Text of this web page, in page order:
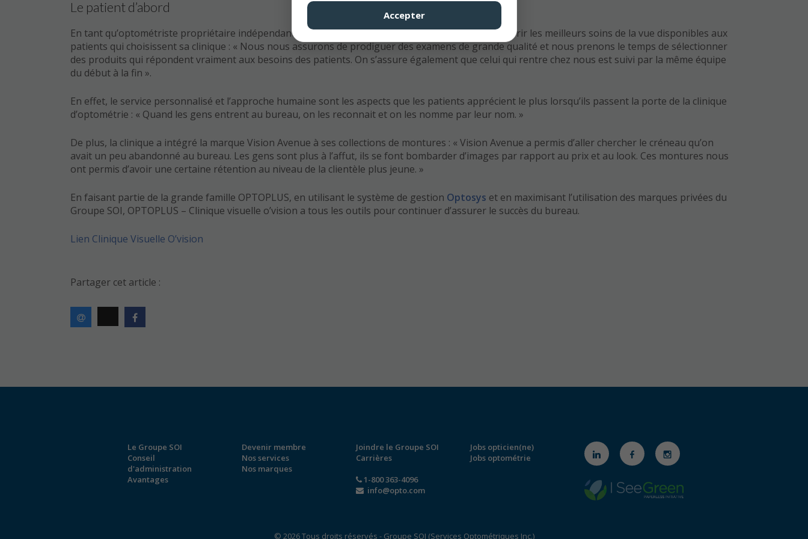
Le patient d’abord
En tant qu’optométriste propriétaire indépendante, la Dre Line Tougas s’est toujours assurée d’offrir les meilleurs soins de la vue disponibles aux
patients qui choisissent sa clinique : « Nous nous assurons de prodiguer des examens de grande qualité et nous prenons le temps de sélectionner
des produits qui répondent vraiment aux besoins des patients. On s’assure également que celui qui rentre chez nous est suivi par la même équipe
du début à la fin ».
En effet, le service personnalisé et l’approche humaine sont les aspects que les patients apprécient le plus lorsqu’ils passent la porte de la clinique
d’optométrie : « Quand les gens entrent au bureau, on les reconnait et on les nomme par leur nom. »
De plus, la clinique a intégré la marque Vision Avenue à ses collections de montures : « Vision Avenue a permis d’aller chercher le créneau qu’on
avait un peu abandonné au bureau. Les gens sont plus à l’affut, ils se font bombarder d’images par rapport au prix et au look. Ces montures nous
ont permis d’avoir une certaine rétention au niveau de la clientèle plus jeune. »
En faisant partie de la grande famille OPTOPLUS, en utilisant le système de gestion Optosys et en maximisant l’utilisation des marques privées du
Groupe SOI, OPTOPLUS – Clinique visuelle o’vision a tous les outils pour continuer d’assurer le succès du bureau.
Lien Clinique Visuelle O’vision
Partager cet article :
Le Groupe SOI
Conseil
d'administration
Avantages
Devenir membre
Nos services
Nos marques
Joindre le Groupe SOI
Carrières
1-800 363-4096
info@opto.com
Jobs opticien(ne)
Jobs optométrie
© 2026 Tous droits réservés - Groupe SOI (Services Optométriques Inc.)
Accepter